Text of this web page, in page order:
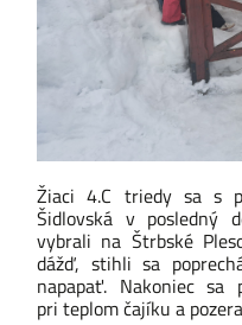
Žiaci 4.C triedy sa s
Šidlovská v posledný
vybrali na Štrbské
dážď, stihli sa
napapať. Nakoniec
pri teplom čajíku a